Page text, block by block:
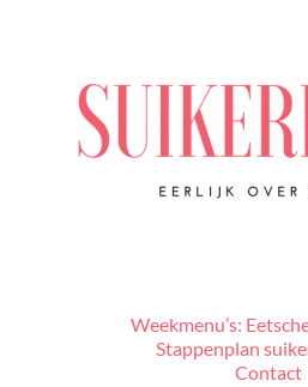
Weekmenu’s:
Stappenplan
Contact